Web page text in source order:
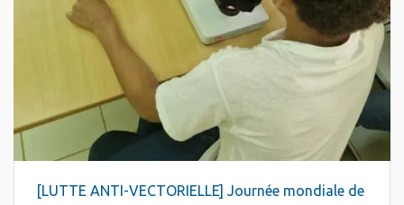
[LUTTE ANTI-VECTORIELLE] Journée mondiale de